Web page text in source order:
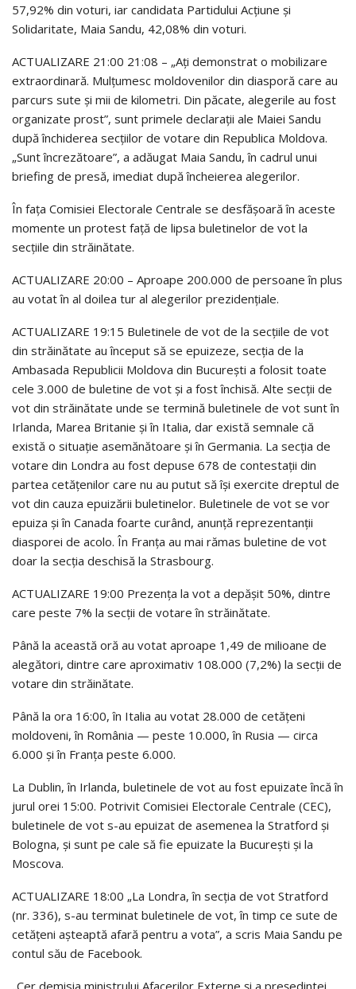
57,92% din voturi, iar candidata Partidului Acțiune și
Solidaritate, Maia Sandu, 42,08% din voturi.
ACTUALIZARE 21:00 21:08 – „Ați demonstrat o mobilizare
extraordinară. Mulțumesc moldovenilor din diasporă care au
parcurs sute și mii de kilometri. Din păcate, alegerile au fost
organizate prost”, sunt primele declarații ale Maiei Sandu
după închiderea secțiilor de votare din Republica Moldova.
„Sunt încrezătoare”, a adăugat Maia Sandu, în cadrul unui
briefing de presă, imediat după încheierea alegerilor.
În fața Comisiei Electorale Centrale se desfășoară în aceste
momente un protest față de lipsa buletinelor de vot la
secțiile din străinătate.
ACTUALIZARE 20:00 – Aproape 200.000 de persoane în plus
au votat în al doilea tur al alegerilor prezidențiale.
ACTUALIZARE 19:15 Buletinele de vot de la secțiile de vot
din străinătate au început să se epuizeze, secția de la
Ambasada Republicii Moldova din București a folosit toate
cele 3.000 de buletine de vot și a fost închisă. Alte secții de
vot din străinătate unde se termină buletinele de vot sunt în
Irlanda, Marea Britanie și în Italia, dar există semnale că
există o situație asemănătoare și în Germania. La secția de
votare din Londra au fost depuse 678 de contestații din
partea cetățenilor care nu au putut să își exercite dreptul de
vot din cauza epuizării buletinelor. Buletinele de vot se vor
epuiza și în Canada foarte curând, anunță reprezentanții
diasporei de acolo. În Franța au mai rămas buletine de vot
doar la secția deschisă la Strasbourg.
ACTUALIZARE 19:00 Prezența la vot a depășit 50%, dintre
care peste 7% la secții de votare în străinătate.
Până la această oră au votat aproape 1,49 de milioane de
alegători, dintre care aproximativ 108.000 (7,2%) la secții de
votare din străinătate.
Până la ora 16:00, în Italia au votat 28.000 de cetățeni
moldoveni, în România — peste 10.000, în Rusia — circa
6.000 și în Franța peste 6.000.
La Dublin, în Irlanda, buletinele de vot au fost epuizate încă în
jurul orei 15:00. Potrivit Comisiei Electorale Centrale (CEC),
buletinele de vot s-au epuizat de asemenea la Stratford și
Bologna, și sunt pe cale să fie epuizate la București și la
Moscova.
ACTUALIZARE 18:00 „La Londra, în secția de vot Stratford
(nr. 336), s-au terminat buletinele de vot, în timp ce sute de
cetățeni așteaptă afară pentru a vota”, a scris Maia Sandu pe
contul său de Facebook.
„Cer demisia ministrului Afacerilor Externe și a președintei